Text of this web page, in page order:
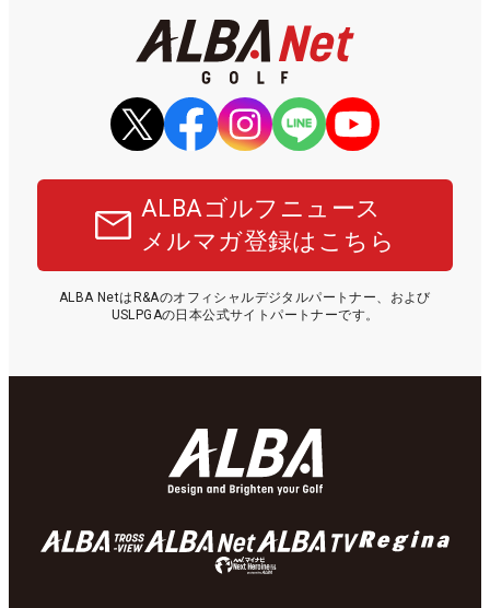
ALBAゴルフニュース
メルマガ登録はこちら
ALBA NetはR&Aのオフィシャルデジタルパートナー、および
USLPGAの日本公式サイトパートナーです。